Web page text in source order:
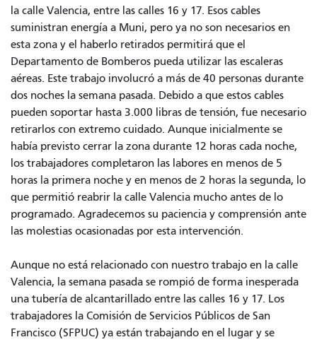
la calle Valencia, entre las calles 16 y 17. Esos cables
suministran energía a Muni, pero ya no son necesarios en
esta zona y el haberlo retirados permitirá que el
Departamento de Bomberos pueda utilizar las escaleras
aéreas. Este trabajo involucró a más de 40 personas durante
dos noches la semana pasada. Debido a que estos cables
pueden soportar hasta 3.000 libras de tensión, fue necesario
retirarlos con extremo cuidado. Aunque inicialmente se
había previsto cerrar la zona durante 12 horas cada noche,
los trabajadores completaron las labores en menos de 5
horas la primera noche y en menos de 2 horas la segunda, lo
que permitió reabrir la calle Valencia mucho antes de lo
programado. Agradecemos su paciencia y comprensión ante
las molestias ocasionadas por esta intervención.
Aunque no está relacionado con nuestro trabajo en la calle
Valencia, la semana pasada se rompió de forma inesperada
una tubería de alcantarillado entre las calles 16 y 17. Los
trabajadores la Comisión de Servicios Públicos de San
Francisco (SFPUC) ya están trabajando en el lugar y se